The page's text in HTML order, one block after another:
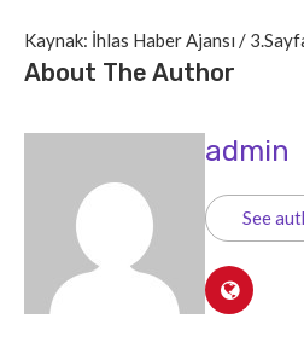
Kaynak: İhlas Haber Ajansı /
About The Author
admin
See